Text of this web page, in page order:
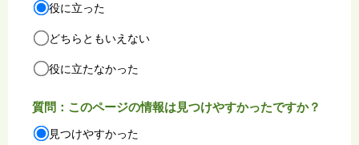
役に立った
どちらともいえない
役に立たなかった
質問：このページの情報は見つけやすかったですか？
見つけやすかった